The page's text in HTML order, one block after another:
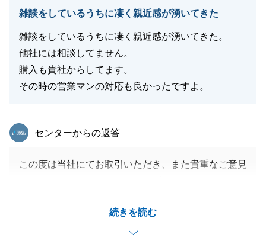
閉じる
雑談をしているうちに凄く親近感が湧いてきた
雑談をしているうちに凄く親近感が湧いてきた。
他社には相談してません。
購入も貴社からしてます。
その時の営業マンの対応も良かったですよ。
続きを読む
東急リバブル
センターからの返答
この度は当社にてお取引いただき、また貴重なご意見
伝いでき、またお役にたてたこと大変光栄でございま